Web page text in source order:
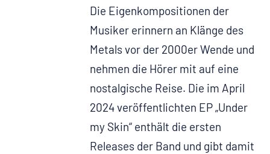
Die Eigenkompositionen der
Musiker erinnern an Klänge des
Metals vor der 2000er Wende und
nehmen die Hörer mit auf eine
nostalgische Reise. Die im April
2024 veröffentlichten EP „Under
my Skin“ enthält die ersten
Releases der Band und gibt damit